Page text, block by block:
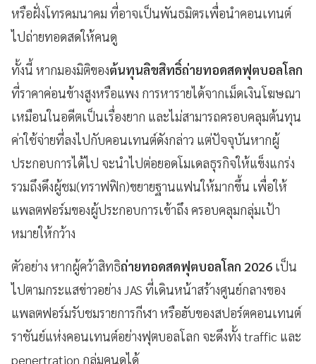
หรือฝั่งโทรคมนาคม ที่อาจเป็นพันธมิตรเพื่อนำคอนเทนต์
ไปถ่ายทอดสดให้คนดู
ทั้งนี้ หากมองมิติของต้นทุนลิขสิทธิ์ถ่ายทอดสดฟุตบอลโลก
ที่ราคาค่อนข้างสูงหรือแพง การหารายได้จากเม็ดเงินโฆษณา
เหมือนในอดีตเป็นเรื่องยาก และไม่สามารถครอบคลุมต้นทุน
ค่าใช้จ่ายที่ลงไปกับคอนเทนต์ดังกล่าว แต่ปัจจุบันหากผู้
ประกอบการได้ไป จะนำไปต่อยอดโมเดลธุรกิจให้แข็งแกร่ง
รวมถึงดึงผู้ชม(ทราฟฟิก)ขยายฐานแฟนให้มากขึ้น เพื่อให้
แพลตฟอร์มของผู้ประกอบการเข้าถึง ครอบคลุมกลุ่มเป้า
หมายให้กว้าง
ตัวอย่าง หากผู้คว้าสิทธิถ่ายทอดสดฟุตบอลโลก 2026 เป็น
ไปตามกระแสข่าวอย่าง JAS ที่เดินหน้าสร้างศูนย์กลางของ
แพลตฟอร์มรับชมรายการกีฬา หรือฮับของสปอร์ตคอนเทนต์
ราชันย์แห่งคอนเทนต์อย่างฟุตบอลโลก จะดึงทั้ง traffic และ
penertration กลุ่มคนดูได้